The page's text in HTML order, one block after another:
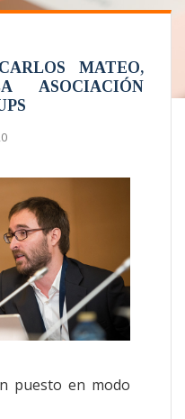
MATEO,
ASOCIACIÓN
puesto en modo